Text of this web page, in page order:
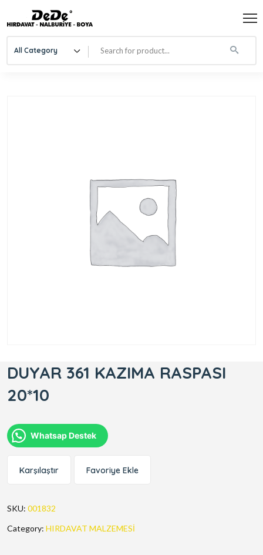
All Category
DUYAR 361 KAZIMA RASPASI
20*10
Whatsap Destek
Karşılaştır Favoriye Ekle
SKU: 001832
Category: HIRDAVAT MALZEMESİ